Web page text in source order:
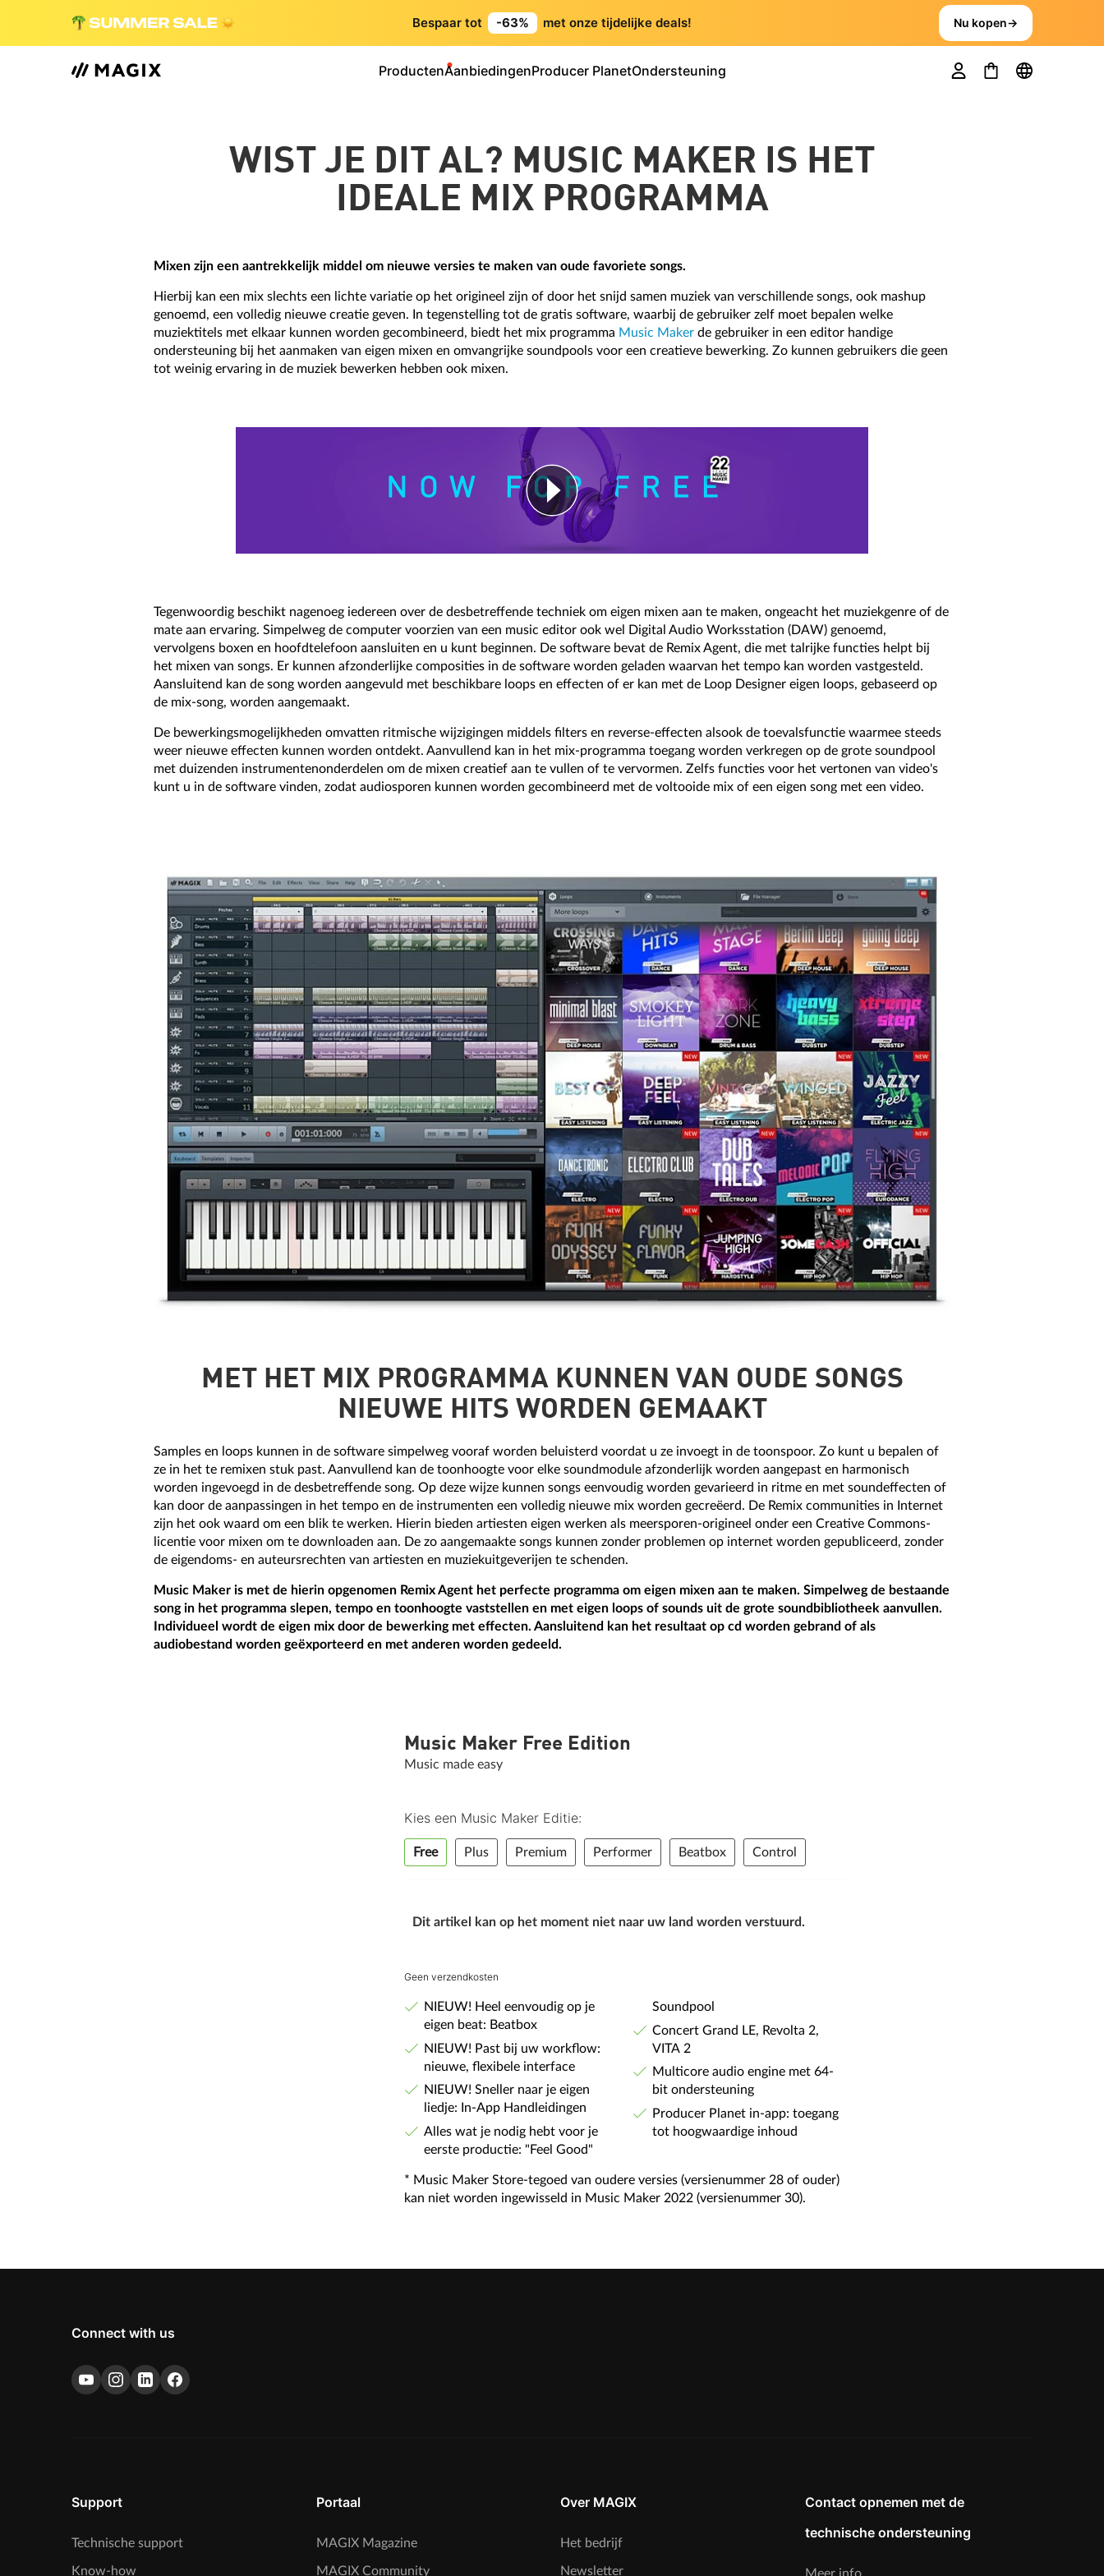
Bespaar tot -63% met onze tijdelijke deals! Nu kopen→
ProductenAanbiedingenProducer PlanetOndersteuning
WIST JE DIT AL? MUSIC MAKER IS HET
IDEALE MIX PROGRAMMA
Mixen zijn een aantrekkelijk middel om nieuwe versies te maken van oude favoriete songs.
Hierbij kan een mix slechts een lichte variatie op het origineel zijn of door het snijd samen muziek van verschillende songs, ook mashup
genoemd, een volledig nieuwe creatie geven. In tegenstelling tot de gratis software, waarbij de gebruiker zelf moet bepalen welke
muziektitels met elkaar kunnen worden gecombineerd, biedt het mix programma Music Maker de gebruiker in een editor handige
ondersteuning bij het aanmaken van eigen mixen en omvangrijke soundpools voor een creatieve bewerking. Zo kunnen gebruikers die geen
tot weinig ervaring in de muziek bewerken hebben ook mixen.
Tegenwoordig beschikt nagenoeg iedereen over de desbetreffende techniek om eigen mixen aan te maken, ongeacht het muziekgenre of de
mate aan ervaring. Simpelweg de computer voorzien van een music editor ook wel Digital Audio Worksstation (DAW) genoemd,
vervolgens boxen en hoofdtelefoon aansluiten en u kunt beginnen. De software bevat de Remix Agent, die met talrijke functies helpt bij
het mixen van songs. Er kunnen afzonderlijke composities in de software worden geladen waarvan het tempo kan worden vastgesteld.
Aansluitend kan de song worden aangevuld met beschikbare loops en effecten of er kan met de Loop Designer eigen loops, gebaseerd op
de mix-song, worden aangemaakt.
De bewerkingsmogelijkheden omvatten ritmische wijzigingen middels filters en reverse-effecten alsook de toevalsfunctie waarmee steeds
weer nieuwe effecten kunnen worden ontdekt. Aanvullend kan in het mix-programma toegang worden verkregen op de grote soundpool
met duizenden instrumentenonderdelen om de mixen creatief aan te vullen of te vervormen. Zelfs functies voor het vertonen van video's
kunt u in de software vinden, zodat audiosporen kunnen worden gecombineerd met de voltooide mix of een eigen song met een video.
MET HET MIX PROGRAMMA KUNNEN VAN OUDE SONGS
NIEUWE HITS WORDEN GEMAAKT
Samples en loops kunnen in de software simpelweg vooraf worden beluisterd voordat u ze invoegt in de toonspoor. Zo kunt u bepalen of
ze in het te remixen stuk past. Aanvullend kan de toonhoogte voor elke soundmodule afzonderlijk worden aangepast en harmonisch
worden ingevoegd in de desbetreffende song. Op deze wijze kunnen songs eenvoudig worden gevarieerd in ritme en met soundeffecten of
kan door de aanpassingen in het tempo en de instrumenten een volledig nieuwe mix worden gecreëerd. De Remix communities in Internet
zijn het ook waard om een blik te werken. Hierin bieden artiesten eigen werken als meersporen-origineel onder een Creative Commons-
licentie voor mixen om te downloaden aan. De zo aangemaakte songs kunnen zonder problemen op internet worden gepubliceerd, zonder
de eigendoms- en auteursrechten van artiesten en muziekuitgeverijen te schenden.
Music Maker is met de hierin opgenomen Remix Agent het perfecte programma om eigen mixen aan te maken. Simpelweg de bestaande
song in het programma slepen, tempo en toonhoogte vaststellen en met eigen loops of sounds uit de grote soundbibliotheek aanvullen.
Individueel wordt de eigen mix door de bewerking met effecten. Aansluitend kan het resultaat op cd worden gebrand of als
audiobestand worden geëxporteerd en met anderen worden gedeeld.
Music Maker Free Edition
Music made easy
Kies een Music Maker Editie:
Free Plus Premium Performer Beatbox Control
Dit artikel kan op het moment niet naar uw land worden verstuurd.
Geen verzendkosten
NIEUW! Heel eenvoudig op je
eigen beat: Beatbox
NIEUW! Past bij uw workflow:
nieuwe, flexibele interface
NIEUW! Sneller naar je eigen
liedje: In-App Handleidingen
Alles wat je nodig hebt voor je
eerste productie: "Feel Good"
Soundpool
Concert Grand LE, Revolta 2,
VITA 2
Multicore audio engine met 64-
bit ondersteuning
Producer Planet in-app: toegang
tot hoogwaardige inhoud
* Music Maker Store-tegoed van oudere versies (versienummer 28 of ouder)
kan niet worden ingewisseld in Music Maker 2022 (versienummer 30).
Connect with us
Support
Technische support
Know-how
Portaal
MAGIX Magazine
MAGIX Community
Over MAGIX
Het bedrijf
Newsletter
Contact opnemen met de
technische ondersteuning